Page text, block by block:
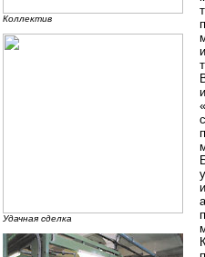
Коллектив
Удачная сделка